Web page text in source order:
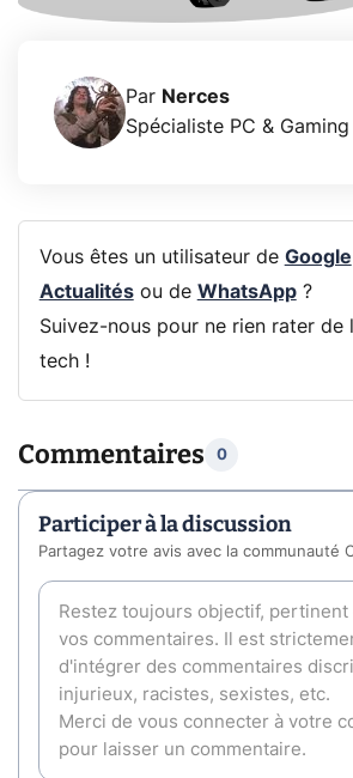
Par Nerces
Spécialiste PC & Gaming
Vous êtes un utilisateur de Google
Actualitésou de WhatsApp?
Suivez-nous pour ne rien rater de
tech !
Commentaires 0
Participer à la discussion
Partagez votre avis avec la communauté